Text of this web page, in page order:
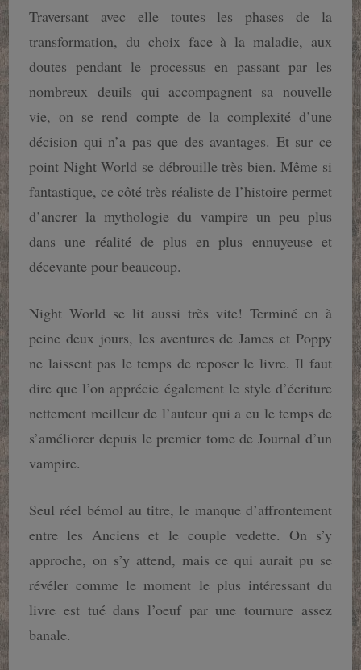
Traversant avec elle toutes les phases de la
transformation, du choix face à la maladie, aux
doutes pendant le processus en passant par les
nombreux deuils qui accompagnent sa nouvelle
vie, on se rend compte de la complexité d’une
décision qui n’a pas que des avantages. Et sur ce
point Night World se débrouille très bien. Même si
fantastique, ce côté très réaliste de l’histoire permet
d’ancrer la mythologie du vampire un peu plus
dans une réalité de plus en plus ennuyeuse et
décevante pour beaucoup.
Night World se lit aussi très vite! Terminé en à
peine deux jours, les aventures de James et Poppy
ne laissent pas le temps de reposer le livre. Il faut
dire que l’on apprécie également le style d’écriture
nettement meilleur de l’auteur qui a eu le temps de
s’améliorer depuis le premier tome de Journal d’un
vampire.
Seul réel bémol au titre, le manque d’affrontement
entre les Anciens et le couple vedette. On s’y
approche, on s’y attend, mais ce qui aurait pu se
révéler comme le moment le plus intéressant du
livre est tué dans l’oeuf par une tournure assez
banale.